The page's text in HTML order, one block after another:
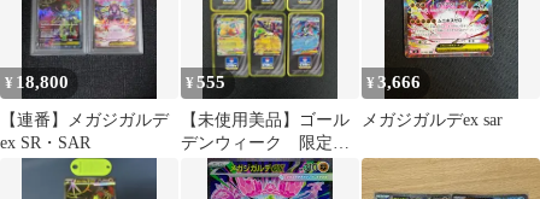
¥ 18,800
【連番】メガジガルデ
ex SR・SAR
¥555
【未使用美品】ゴール
デンウィーク 限定ス
テッカー 6種 コンプ
リート
¥3,666
メガジガルデex sar